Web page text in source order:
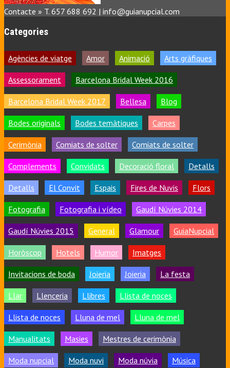
Contacte » T. 657 688 692 | info@guianupcial.com
Categories
Agències de viatge Amor Animació Arts gràfiques
Assessorament Barcelona Bridal Week 2016
Barcelona Bridal Week 2017 Bellesa Blog
Bodes originals Bodes temàtiques Carpes
Cerimònia Comiats de solter Comiats de solter
Complements Convidats Decoració floral Detalls
Detalls El Convit Espais Fires de Nuvis Flors
Fotografia Fotografia i vídeo Gaudí Núvies 2014
Gaudí Núvies 2015 General Glamour GuiaNupcial
Horòscop Hotels Humor Imatges
Invitacions de boda Joieria Joieria La festa
Llar Llenceria Llibres Llista de noces
Llista de noces Lluna de mel Lluna de mel
Manualitats Masies Mestres de cerimònia
Moda nupcial Moda nuvi Moda núvia Música